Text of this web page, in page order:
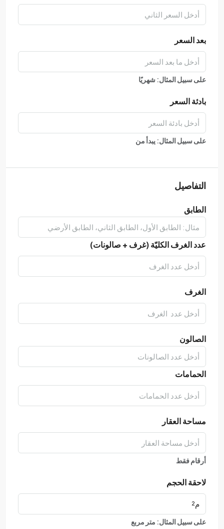
بعد السعر
على سبيل المثال: شهريًا
بادئة السعر
على سبيل المثال: يبدأ من
التفاصيل
الطابق
عدد الغرف الكليّة (غرف + صالونات)
الغرف
الصالون
الحمامات
مساحة العقار
أرقام فقط
لاحقة الحجم
على سبيل المثال: متر مربع